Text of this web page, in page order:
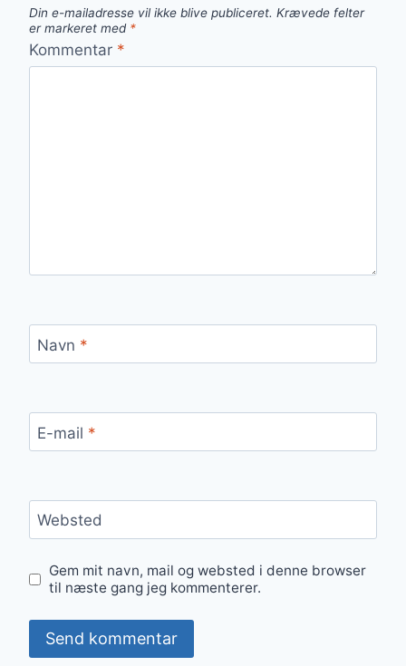
Din e-mailadresse vil ikke blive publiceret. Krævede felter
er markeret med *
Kommentar *
Navn *
E-mail *
Websted
Gem mit navn, mail og websted i denne browser
til næste gang jeg kommenterer.